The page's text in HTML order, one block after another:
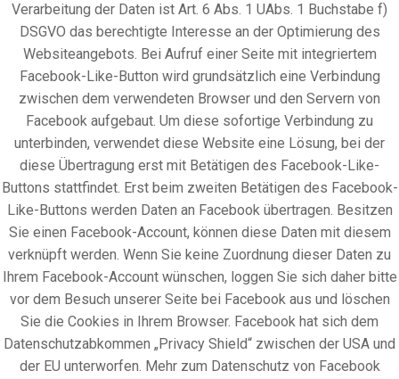
Verarbeitung der Daten ist Art. 6 Abs. 1 UAbs. 1 Buchstabe f)
DSGVO das berechtigte Interesse an der Optimierung des
Websiteangebots. Bei Aufruf einer Seite mit integriertem
Facebook-Like-Button wird grundsätzlich eine Verbindung
zwischen dem verwendeten Browser und den Servern von
Facebook aufgebaut. Um diese sofortige Verbindung zu
unterbinden, verwendet diese Website eine Lösung, bei der
diese Übertragung erst mit Betätigen des Facebook-Like-
Buttons stattfindet. Erst beim zweiten Betätigen des Facebook-
Like-Buttons werden Daten an Facebook übertragen. Besitzen
Sie einen Facebook-Account, können diese Daten mit diesem
verknüpft werden. Wenn Sie keine Zuordnung dieser Daten zu
Ihrem Facebook-Account wünschen, loggen Sie sich daher bitte
vor dem Besuch unserer Seite bei Facebook aus und löschen
Sie die Cookies in Ihrem Browser. Facebook hat sich dem
Datenschutzabkommen „Privacy Shield“ zwischen der USA und
der EU unterworfen. Mehr zum Datenschutz von Facebook